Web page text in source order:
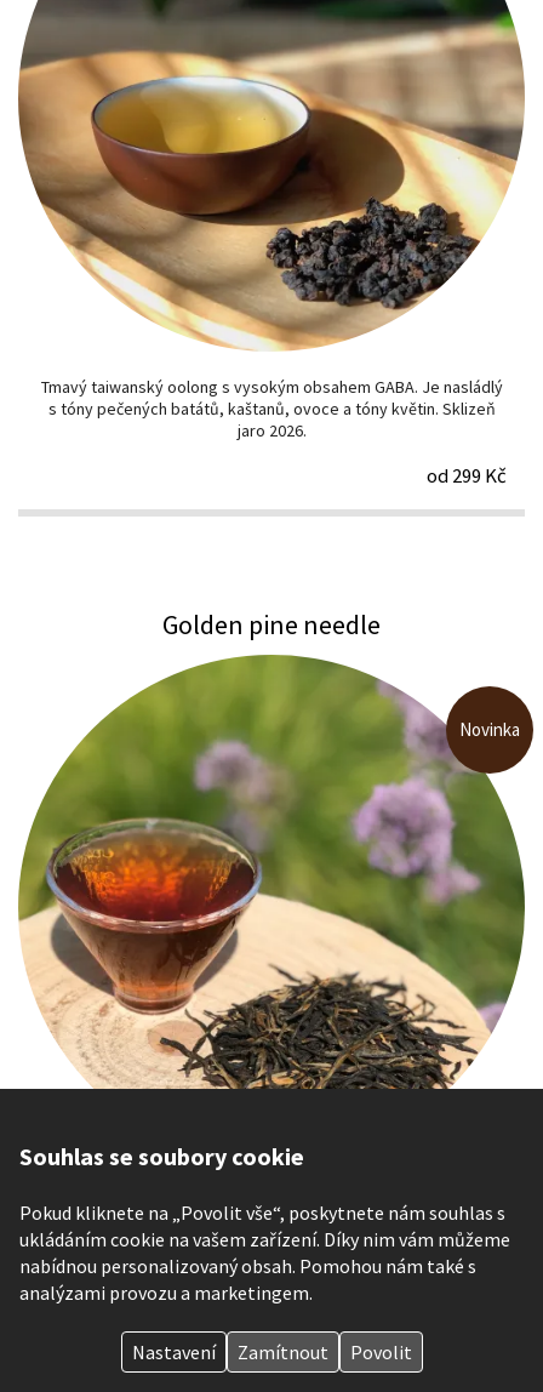
Tmavý taiwanský oolong s vysokým obsahem GABA. Je nasládlý
s tóny pečených batátů, kaštanů, ovoce a tóny květin. Sklizeň
jaro 2026.
od 299 Kč
Golden pine needle
citrusů a hořké čokolády. Sklizeň jaro 2026.
od 169 Kč
Novinka
Souhlas se soubory cookie
Pokud kliknete na „Povolit vše“, poskytnete nám souhlas s
ukládáním cookie na vašem zařízení. Díky nim vám můžeme
nabídnou personalizovaný obsah. Pomohou nám také s
analýzami provozu a marketingem.
Nastavení Zamítnout Povolit